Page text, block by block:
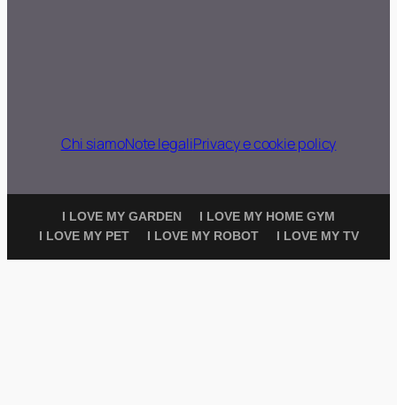
Chi siamoNote legaliPrivacy e cookie policy
I LOVE MY GARDEN
I LOVE MY HOME GYM
I LOVE MY PET
I LOVE MY ROBOT I LOVE MY TV